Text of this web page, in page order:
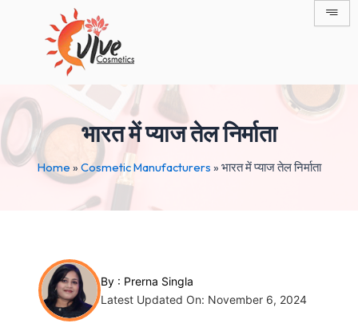
भारत में प्याज तेल निर्माता
Home » Cosmetic Manufacturers » भारत में प्याज तेल निर्माता
By : Prerna Singla
Latest Updated On: November 6, 2024
navigation